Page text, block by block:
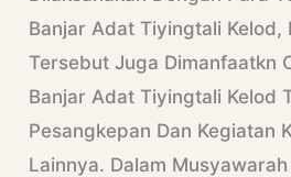
Banjar Adat Tiyingtali Kelod,
Tersebut Juga Dimanfaatkn
Banjar Adat Tiyingtali Kelod
Pesangkepan Dan Kegiatan
Lainnya. Dalam